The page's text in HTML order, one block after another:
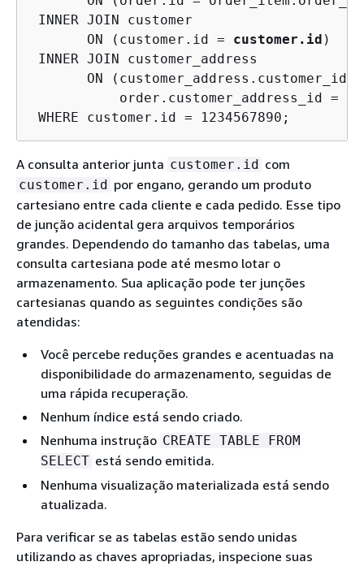
INNER JOIN customer
       ON (customer.id =
customer.id )
INNER JOIN customer_address
ON (customer_address.customer_id
order.customer_address_id =
WHERE customer.id = 1234567890;
A consulta anterior junta customer.id com
customer.id por engano, gerando um produto
cartesiano entre cada cliente e cada pedido. Esse tipo
de junção acidental gera arquivos temporários
grandes. Dependendo do tamanho das tabelas, uma
consulta cartesiana pode até mesmo lotar o
armazenamento. Sua aplicação pode ter junções
cartesianas quando as seguintes condições são
atendidas:
Você percebe reduções grandes e acentuadas na
disponibilidade do armazenamento, seguidas de
uma rápida recuperação.
Nenhum índice está sendo criado.
Nenhuma instrução CREATE TABLE FROM
SELECT está sendo emitida.
Nenhuma visualização materializada está sendo
atualizada.
Para verificar se as tabelas estão sendo unidas
utilizando as chaves apropriadas, inspecione suas